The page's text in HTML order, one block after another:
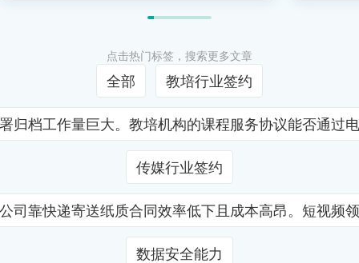
点击热门标签，搜索更多文章
全部 教培行业签约
归档工作量巨大。教培机构的课程服务协议能否通过
传媒行业签约
司靠快递寄送纸质合同效率低下且成本高昂。短视频
数据安全能力